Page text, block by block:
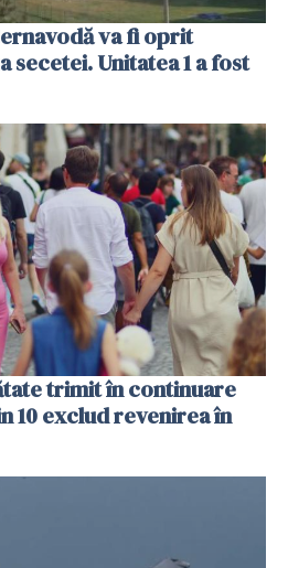
va fi oprit
secetei. Unitatea 1 a fost
trimit în continuare
10 exclud revenirea în